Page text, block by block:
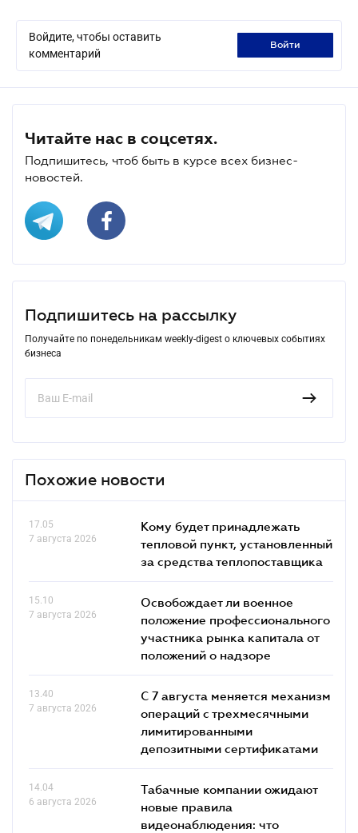
Войдите, чтобы оставить
комментарий
войти
Читайте нас в соцсетях.
Подпишитесь, чтоб быть в курсе всех бизнес-
новостей.
Подпишитесь на рассылку
Получайте по понедельникам weekly-digest о ключевых событиях
бизнеса
Похожие новости
17.05
7 августа 2026
Кому будет принадлежать
тепловой пункт, установленный
за средства теплопоставщика
15.10
7 августа 2026
Освобождает ли военное
положение профессионального
участника рынка капитала от
положений о надзоре
13.40
7 августа 2026
С 7 августа меняется механизм
операций с трехмесячными
лимитированными
депозитными сертификатами
14.04
6 августа 2026
Табачные компании ожидают
новые правила
видеонаблюдения: что